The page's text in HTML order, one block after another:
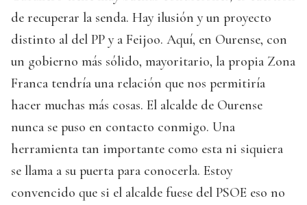
de recuperar la senda. Hay ilusión y un proyecto
distinto al del PP y a Feijoo. Aquí, en Ourense, con
un gobierno más sólido, mayoritario, la propia Zona
Franca tendría una relación que nos permitiría
hacer muchas más cosas. El alcalde de Ourense
nunca se puso en contacto conmigo. Una
herramienta tan importante como esta ni siquiera
se llama a su puerta para conocerla. Estoy
convencido que si el alcalde fuese del PSOE eso no